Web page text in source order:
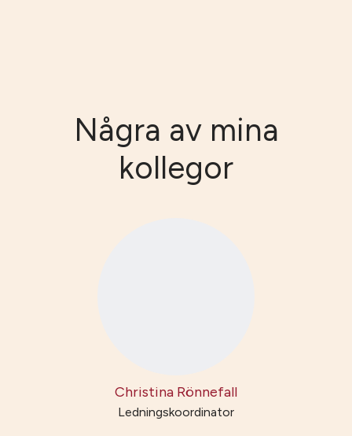
Några av mina
kollegor
Christina Rönnefall
Ledningskoordinator